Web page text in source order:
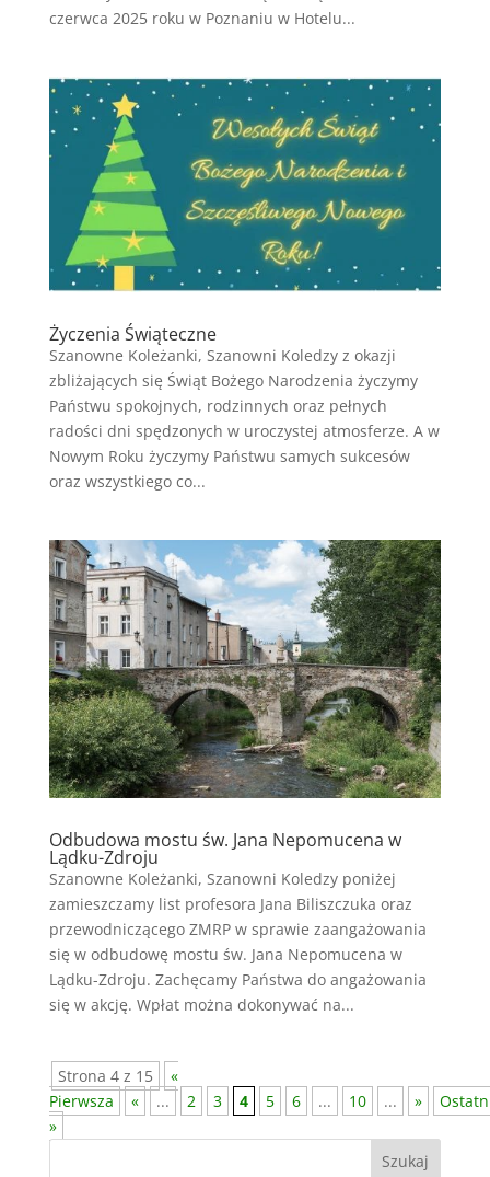
czerwca 2025 roku w Poznaniu w Hotelu...
Życzenia Świąteczne
Szanowne Koleżanki, Szanowni Koledzy z okazji
zbliżających się Świąt Bożego Narodzenia życzymy
Państwu spokojnych, rodzinnych oraz pełnych
radości dni spędzonych w uroczystej atmosferze. A w
Nowym Roku życzymy Państwu samych sukcesów
oraz wszystkiego co...
Odbudowa mostu św. Jana Nepomucena w
Lądku-Zdroju
Szanowne Koleżanki, Szanowni Koledzy poniżej
zamieszczamy list profesora Jana Biliszczuka oraz
przewodniczącego ZMRP w sprawie zaangażowania
się w odbudowę mostu św. Jana Nepomucena w
Lądku-Zdroju. Zachęcamy Państwa do angażowania
się w akcję. Wpłat można dokonywać na...
Strona 4 z 15
«
Pierwsza
« ... 2 3 4 5 6 ... 10 ... »
»